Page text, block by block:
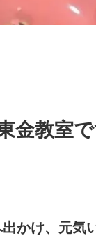
金教室
かけ、元気